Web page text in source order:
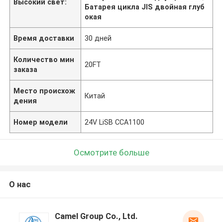
Высокий свет:
Батарея цикла JIS двойная глуб
окая
Время доставки 30 дней
Количество мин
заказа
20FT
Место происхож
дения
Китай
Номер модели 24V LiSB CCA1100
Осмотрите больше
О нас
Camel Group Co., Ltd.